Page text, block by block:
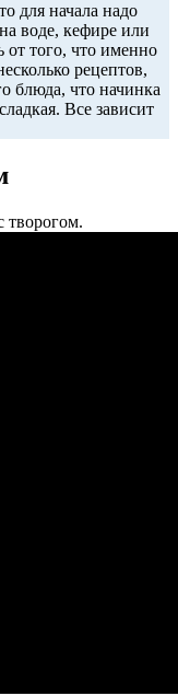
для начала надо
воде, кефире или
от того, что именно
рецептов,
блюда, что начинка
Все зависит
творогом.